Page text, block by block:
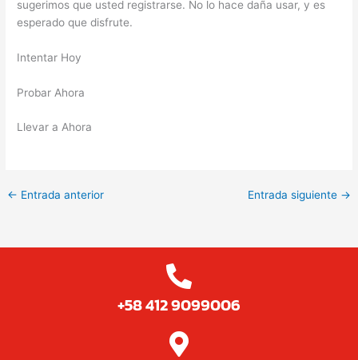
sugerimos que usted registrarse. No lo hace daña usar, y es
esperado que disfrute.
Intentar Hoy
Probar Ahora
Llevar a Ahora
← Entrada anterior Entrada siguiente →
+58 412 9099006